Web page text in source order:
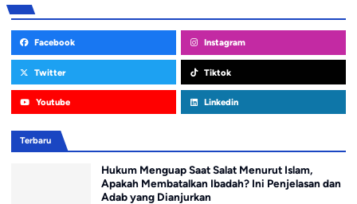
Facebook Instagram
Twitter Tiktok
Youtube Linkedin
Terbaru
Hukum Menguap Saat Salat Menurut Islam,
Apakah Membatalkan Ibadah? Ini Penjelasan dan
Adab yang Dianjurkan